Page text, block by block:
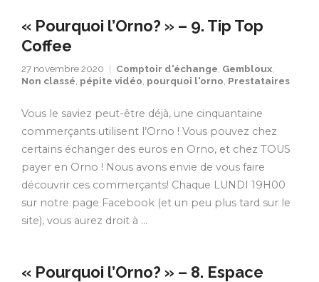
« Pourquoi l’Orno? » – 9. Tip Top
Coffee
27 novembre 2020 Comptoir d'échange Gembloux
Non classé pépite vidéo pourquoi l'orno Prestataires
Vous le saviez peut-être déjà, une cinquantaine
commerçants utilisent l’Orno ! Vous pouvez chez
certains échanger des euros en Orno, et chez TOUS
payer en Orno ! Nous avons envie de vous faire
découvrir ces commerçants! Chaque LUNDI 19H00
sur notre page Facebook (et un peu plus tard sur le
site), vous aurez droit à …
« Pourquoi l’Orno? » – 8. Espace